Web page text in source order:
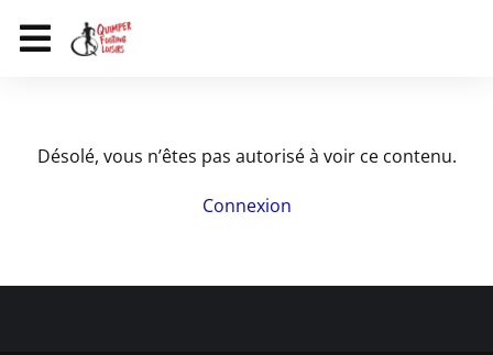
Désolé, vous n’êtes pas autorisé à voir ce contenu.
Connexion